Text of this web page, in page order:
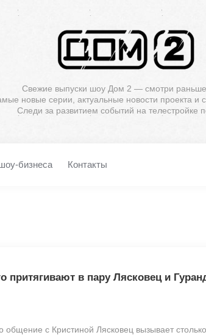
Свежие выпуски шоу Дом 2 — смотри раньше
новые серии, актуальные новости проекта и
Следи за развитием событий на телестройке
бизнеса Контакты
притягивают в пару Лясковец и
с Кристиной Лясковец вызывает